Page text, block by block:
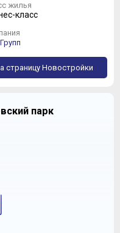
жилья
класс
страницу Новостройки
парк